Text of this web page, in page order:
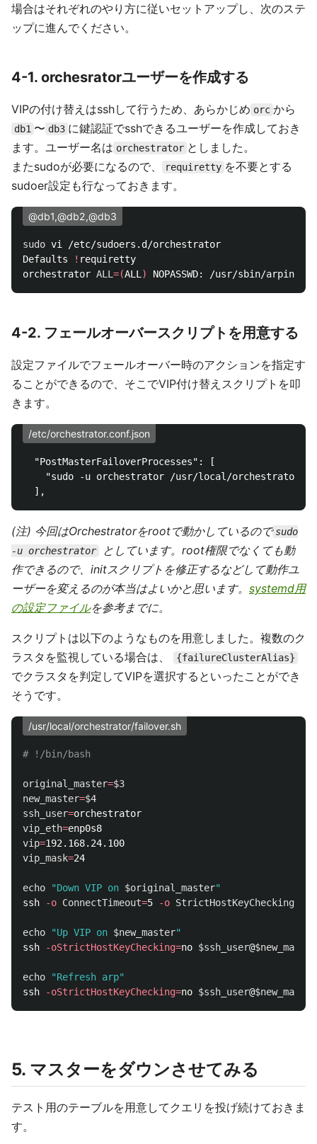
場合はそれぞれのやり方に従いセットアップし、次のステ
ップに進んでください。
4-1. orchesratorユーザーを作成する
VIPの付け替えはsshして行うため、あらかじめ orc から
db1 〜 db3 に鍵認証でsshできるユーザーを作成しておき
ます。ユーザー名は orchestrator としました。
またsudoが必要になるので、
requiretty を不要とする
sudoer設定も行なっておきます。
@db1,@db2,@db3
sudo vi /etc/sudoers.d/orchestrator
Defaults
! requiretty
orchestrator ALL =(ALL )
4-2. フェールオーバースクリプトを用意する
設定ファイルでフェールオーバー時のアクションを指定す
ることができるので、そこでVIP付け替えスクリプトを叩
きます。
/etc/orchestrator.conf.json
  "PostMasterFailoverProcesses": [
"sudo -u orchestrator /usr/local/orchestrator/
(注) 今回はOrchestratorをrootで動かしているので sudo
-u orchestrator
としています。root権限でなくても動
作できるので、initスクリプトを修正するなどして動作ユ
ーザーを変えるのが本当はよいかと思います。 systemd用
の設定ファイルを参考までに。
スクリプトは以下のようなものを用意しました。複数のク
ラスタを監視している場合は、
{failureClusterAlias}
でクラスタを判定してVIPを選択するといったことができ
そうです。
/usr/local/orchestrator/failover.sh
# !/bin/bash
original_master=$3
new_master=$4
ssh_user=
vip_eth=
vip=
vip_mask=24
echo "Down VIP on $original_master"
ssh
-o ConnectTimeout=5 -o StrictHostKeyChecking
echo "Up VIP on $new_master"
ssh
-oStrictHostKeyChecking=no $ssh_user@$new_master
echo
"Refresh arp"
ssh
-oStrictHostKeyChecking=no $ssh_user@$new_master
5. マスターをダウンさせてみる
テスト用のテーブルを用意してクエリを投げ続けておきま
す。